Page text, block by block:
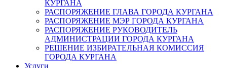
КУРГАНА
РАСПОРЯЖЕНИЕ ГЛАВА ГОРОДА КУРГАНА
РАСПОРЯЖЕНИЕ МЭР ГОРОДА КУРГАНА
РАСПОРЯЖЕНИЕ РУКОВОДИТЕЛЬ
АДМИНИСТРАЦИИ ГОРОДА КУРГАНА
РЕШЕНИЕ ИЗБИРАТЕЛЬНАЯ КОМИССИЯ
ГОРОДА КУРГАНА
Услуги